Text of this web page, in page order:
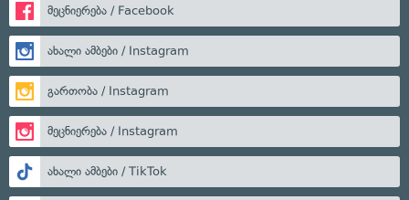
მეცნიერება / Facebook
ახალი ამბები / Instagram
გართობა / Instagram
მეცნიერება / Instagram
ახალი ამბები / TikTok